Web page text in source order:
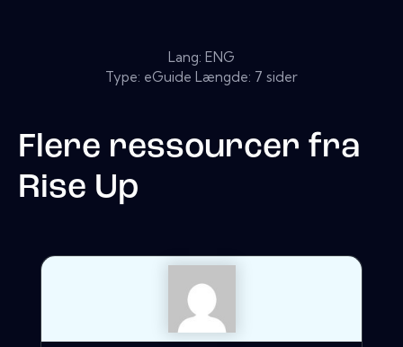
Lang: ENG
Type: eGuide Længde: 7 sider
Flere ressourcer fra
Rise Up